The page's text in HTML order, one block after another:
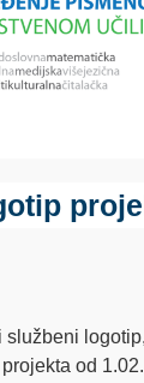
službeni
od